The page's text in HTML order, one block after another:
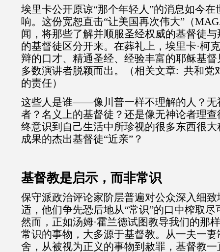
埃里卡公开原谅“那个年轻人”的消息如今
响。这份宽恕直击“让美国再次伟大”（
闻，将那些了解并顺服圣经权威的基督徒
的基督徒区分开来。在葬礼上，埃里卡·柯
辩的口才、精通圣经、经验丰富的耶稣基
多数演讲者脱颖而出。（相关文章: 共和党
的责任）
这些人是谁——像川普一样不理解的人？无
者？名义上的基督徒？还是像无神论者理查
终意识到自己生活中所珍视的很多东西很
成果的杰出基督徒“近亲”？
基督教是启示，而非常识
保守派政治评论家阶层普遍对公众深入细
适，他们争先恐后地从“常识”的口中榨取
然而，正如汤姆·霍兰德试图教导我们的那
常识的事物，大多源于基督教。从一夫一
舍，从被视为正义的事物到赦罪，基督教